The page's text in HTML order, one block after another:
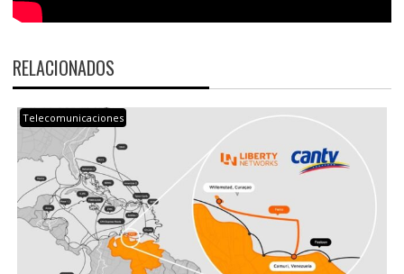
RELACIONADOS
Telecomunicaciones